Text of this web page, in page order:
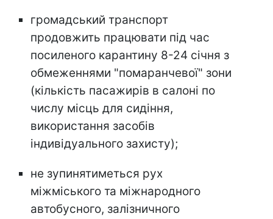
громадський транспорт
продовжить працювати під час
посиленого карантину 8-24 січня з
обмеженнями "помаранчевої" зони
(кількість пасажирів в салоні по
числу місць для сидіння,
використання засобів
індивідуального захисту);
не зупинятиметься рух
міжміського та міжнародного
автобусного, залізничного